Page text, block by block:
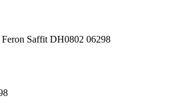
Saffit DH0802 06298